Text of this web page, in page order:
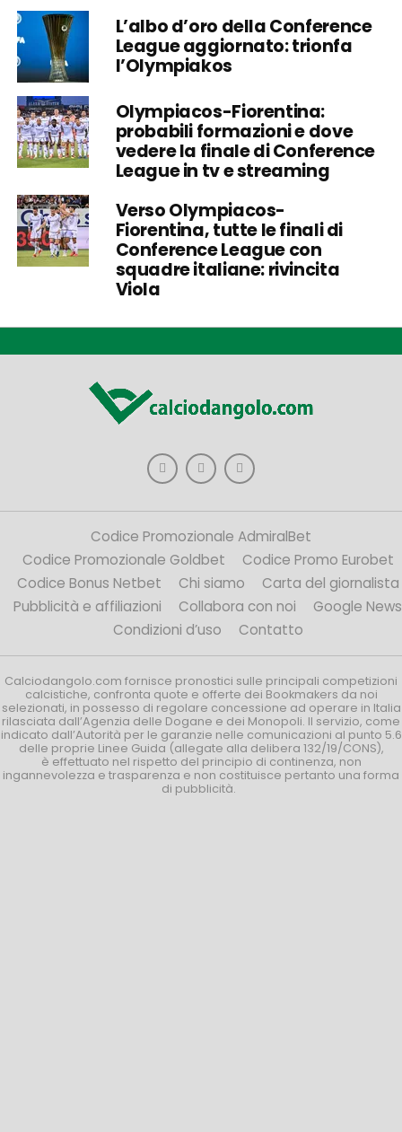
L’albo d’oro della Conference
League aggiornato: trionfa
l’Olympiakos
Olympiacos-Fiorentina:
probabili formazioni e dove
vedere la finale di Conference
League in tv e streaming
Verso Olympiacos-
Fiorentina, tutte le finali di
Conference League con
squadre italiane: rivincita
Viola
Codice Promozionale AdmiralBet
Codice Promozionale Goldbet
Codice Promo Eurobet
Codice Bonus Netbet
Chi siamo
Carta del giornalista
Pubblicità e affiliazioni
Collabora con noi
Google News
Condizioni d’uso
Contatto
Calciodangolo.com fornisce pronostici sulle principali competizioni
calcistiche, confronta quote e offerte dei Bookmakers da noi
selezionati, in possesso di regolare concessione ad operare in Italia
rilasciata dall’Agenzia delle Dogane e dei Monopoli. Il servizio, come
indicato dall’Autorità per le garanzie nelle comunicazioni al punto 5.6
delle proprie Linee Guida (allegate alla delibera 132/19/CONS),
è effettuato nel rispetto del principio di continenza, non
ingannevolezza e trasparenza e non costituisce pertanto una forma
di pubblicità.